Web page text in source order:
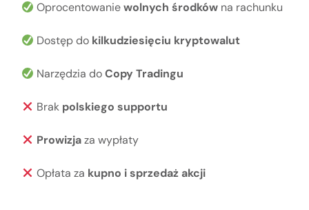
Oprocentowaniewolnych środkówna rachunku
Dostęp dokilkudziesięciu kryptowalut
Narzędzia doCopy Tradingu
Brakpolskiego supportu
Prowizjaza wypłaty
Opłata za kupno i sprzedaż akcji